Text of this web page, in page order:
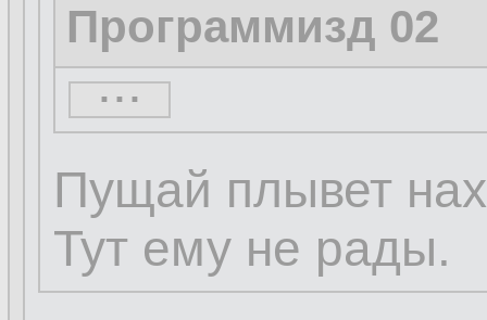
Программизд 02
......
Пущай плывет
Тут ему не рады.